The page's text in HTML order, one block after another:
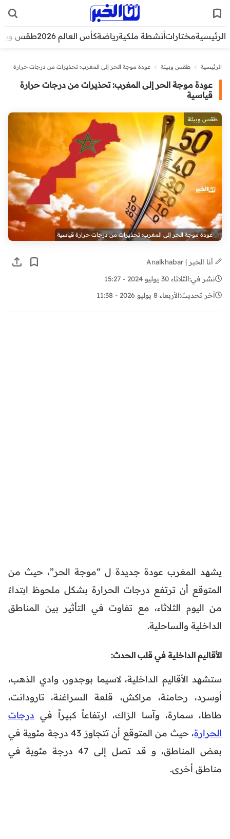
الرئيسيةمختاراتأنشطة ملكيةرياضةكأس العالم 2026 طقس
الرئيسية > طقس وبيئة >
عودة موجة الحر إلى المغرب: تحذيرات من درجات حرارة
عودة موجة الحر إلى المغرب: تحذيرات من درجات حرارة
قياسية
طقس وبيئة
عودة موجة الحر إلى المغرب: تحذيرات من درجات حرارة قياسية
أنا الخبر | Analkhabar
نشر في:الثلاثاء 30 يوليو 2024 - 15:27
آخر تحديث:الأربعاء 8 يوليو 2026 - 11:38
يشهد المغرب عودة جديدة ل “موجة الحر”، حيث من
المتوقع أن ترتفع درجات الحرارة بشكل ملحوظ ابتداءً
من اليوم الثلاثاء، مع تفاوت في التأثير بين المناطق
الداخلية والساحلية.
الأقاليم الداخلية في قلب الحدث:
ستشهد الأقاليم الداخلية، لاسيما بوجدور، وادي الذهب،
أوسرد، رحامنة، مراكش، قلعة السراغنة، تارودانت،
طاطا، سمارة، وآسا الزاك، ارتفاعاً كبيراً في درجات
الحرارة
، حيث من المتوقع أن تتجاوز 43 درجة مئوية في
بعض المناطق، و قد تصل إلى 47 درجة مئوية في
مناطق أخرى.